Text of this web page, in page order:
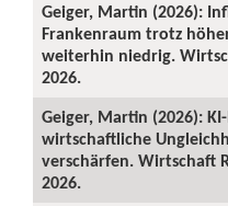
Geiger, Martin (2026):
Frankenraum trotz
weiterhin niedrig.
2026.
Geiger, Martin (2026):
wirtschaftliche
verschärfen. Wirtschaft
2026.